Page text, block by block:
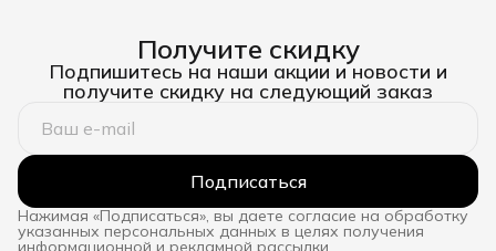
Получите скидку
Подпишитесь на наши акции и новости и
получите скидку на следующий заказ
Подписаться
Нажимая «Подписаться», вы даете согласие на обработку
указанных персональных данных в целях получения
информационной и рекламной рассылки